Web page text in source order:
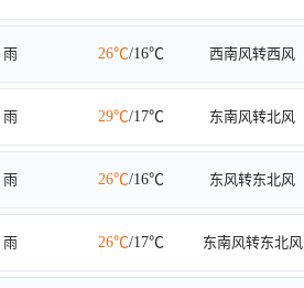
雨 26℃/16℃ 西南风转西风
雨 29℃/17℃ 东南风转北风
雨 26℃/16℃ 东风转东北风
雨 26℃/17℃ 东南风转东北风